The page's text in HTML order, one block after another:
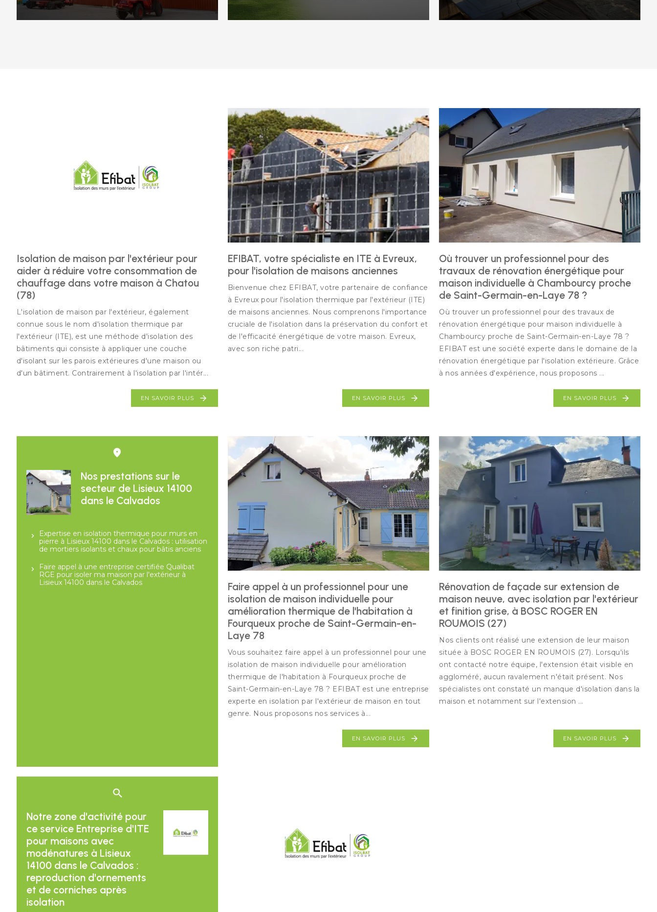
Isolation de maison par l'extérieur pour
aider à réduire votre consommation de
chauffage dans votre maison à Chatou
(78)
L'isolation de maison par l'extérieur, également
connue sous le nom d'isolation thermique par
l'extérieur (ITE), est une méthode d'isolation des
bâtiments qui consiste à appliquer une couche
d'isolant sur les parois extérieures d'une maison ou
d'un bâtiment. Contrairement à l'isolation par l'intér...
EN SAVOIR PLUS
EFIBAT, votre spécialiste en ITE à Evreux,
pour l'isolation de maisons anciennes
Bienvenue chez EFIBAT, votre partenaire de confiance
à Evreux pour l'isolation thermique par l'extérieur (ITE)
de maisons anciennes. Nous comprenons l'importance
cruciale de l'isolation dans la préservation du confort et
de l'efficacité énergétique de votre maison. Evreux,
avec son riche patri...
EN SAVOIR PLUS
Où trouver un professionnel pour des
travaux de rénovation énergétique pour
maison individuelle à Chambourcy proche
de Saint-Germain-en-Laye 78 ?
Où trouver un professionnel pour des travaux de
rénovation énergétique pour maison individuelle à
Chambourcy proche de Saint-Germain-en-Laye 78 ?
EFIBAT est une société experte dans le domaine de la
rénovation énergétique par l'isolation extérieure. Grâce
à nos années d'expérience, nous proposons ...
EN SAVOIR PLUS
Nos prestations sur le
secteur de Lisieux 14100
dans le Calvados
Expertise en isolation thermique pour murs en
pierre à Lisieux 14100 dans le Calvados : utilisation
de mortiers isolants et chaux pour bâtis anciens
Faire appel à une entreprise certifiée Qualibat
RGE pour isoler ma maison par l'extérieur à
Lisieux 14100 dans le Calvados
Faire appel à un professionnel pour une
isolation de maison individuelle pour
amélioration thermique de l'habitation à
Fourqueux proche de Saint-Germain-en-
Laye 78
Vous souhaitez faire appel à un professionnel pour une
isolation de maison individuelle pour amélioration
thermique de l'habitation à Fourqueux proche de
Saint-Germain-en-Laye 78 ? EFIBAT est une entreprise
experte en isolation par l'extérieur de maison en tout
genre. Nous proposons nos services à...
EN SAVOIR PLUS
Rénovation de façade sur extension de
maison neuve, avec isolation par l'extérieur
et finition grise, à BOSC ROGER EN
ROUMOIS (27)
Nos clients ont réalisé une extension de leur maison
située à BOSC ROGER EN ROUMOIS (27). Lorsqu'ils
ont contacté notre équipe, l'extension était visible en
aggloméré, aucun ravalement n'était présent. Nos
spécialistes ont constaté un manque d'isolation dans la
maison et notamment sur l'extension ...
EN SAVOIR PLUS
Notre zone d'activité pour
ce service Entreprise d'ITE
pour maisons avec
modénatures à Lisieux
14100 dans le Calvados :
reproduction d'ornements
et de corniches après
isolation